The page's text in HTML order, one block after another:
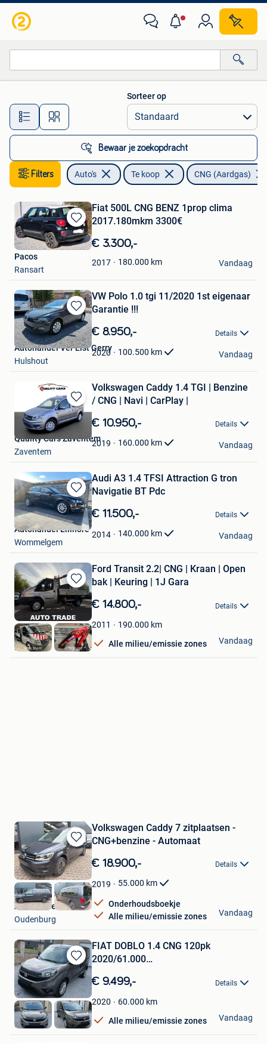
Alle afstanden…
Sorteer op
Bewaar je zoekopdracht
Filters Auto's Te koop CNG (Aardgas)
Bewaren
in
Mijn
Favorieten
Fiat 500L CNG BENZ 1prop clima
2017.180mkm 3300€
€ 3.300,-
2017 180.000 km
Pacos
Ransart
Vandaag
Bewaren
in
Mijn
Favorieten
VW Polo 1.0 tgi 11/2020 1st eigenaar
Garantie !!!
€ 8.950,- Details
2020 100.500 km
Autohandel Ver Elst Gerry
Hulshout
Vandaag
Bewaren
in
Mijn
Favorieten
Volkswagen Caddy 1.4 TGI | Benzine
/ CNG | Navi | CarPlay |
€ 10.950,- Details
2019 160.000 km
Quality Cars Zaventem
Zaventem
Vandaag
Bewaren
in
Mijn
Favorieten
Audi A3 1.4 TFSI Attraction G tron
Navigatie BT Pdc
€ 11.500,- Details
2014 140.000 km
Autohandel Ellinore
Wommelgem
Vandaag
Bewaren
in
Mijn
Favorieten
Ford Transit 2.2| CNG | Kraan | Open
bak | Keuring | 1J Gara
€ 14.800,- Details
2011 190.000 km
Alle milieu/emissie zones
Autotrade
Hasselt
Vandaag
Bewaren
in
Mijn
Favorieten
Volkswagen Caddy 7 zitplaatsen -
CNG+benzine - Automaat
€ 18.900,- Details
2019 55.000 km
Onderhoudsboekje
Alle milieu/emissie zones
Autohandel Pieters
Oudenburg
Vandaag
Bewaren
in
Mijn
Favorieten
FIAT DOBLO 1.4 CNG 120pk
2020/61.000
€ 9.499,- Details
2020 60.000 km
Alle milieu/emissie zones
Keny
Ransart
Vandaag